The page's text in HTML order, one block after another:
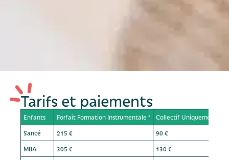
Tarifs et paiements
Enfants Forfait Formation Instrumentale *
Collectif Uniquement
Sancé
215 €
90 €
MBA
305 € 130 €